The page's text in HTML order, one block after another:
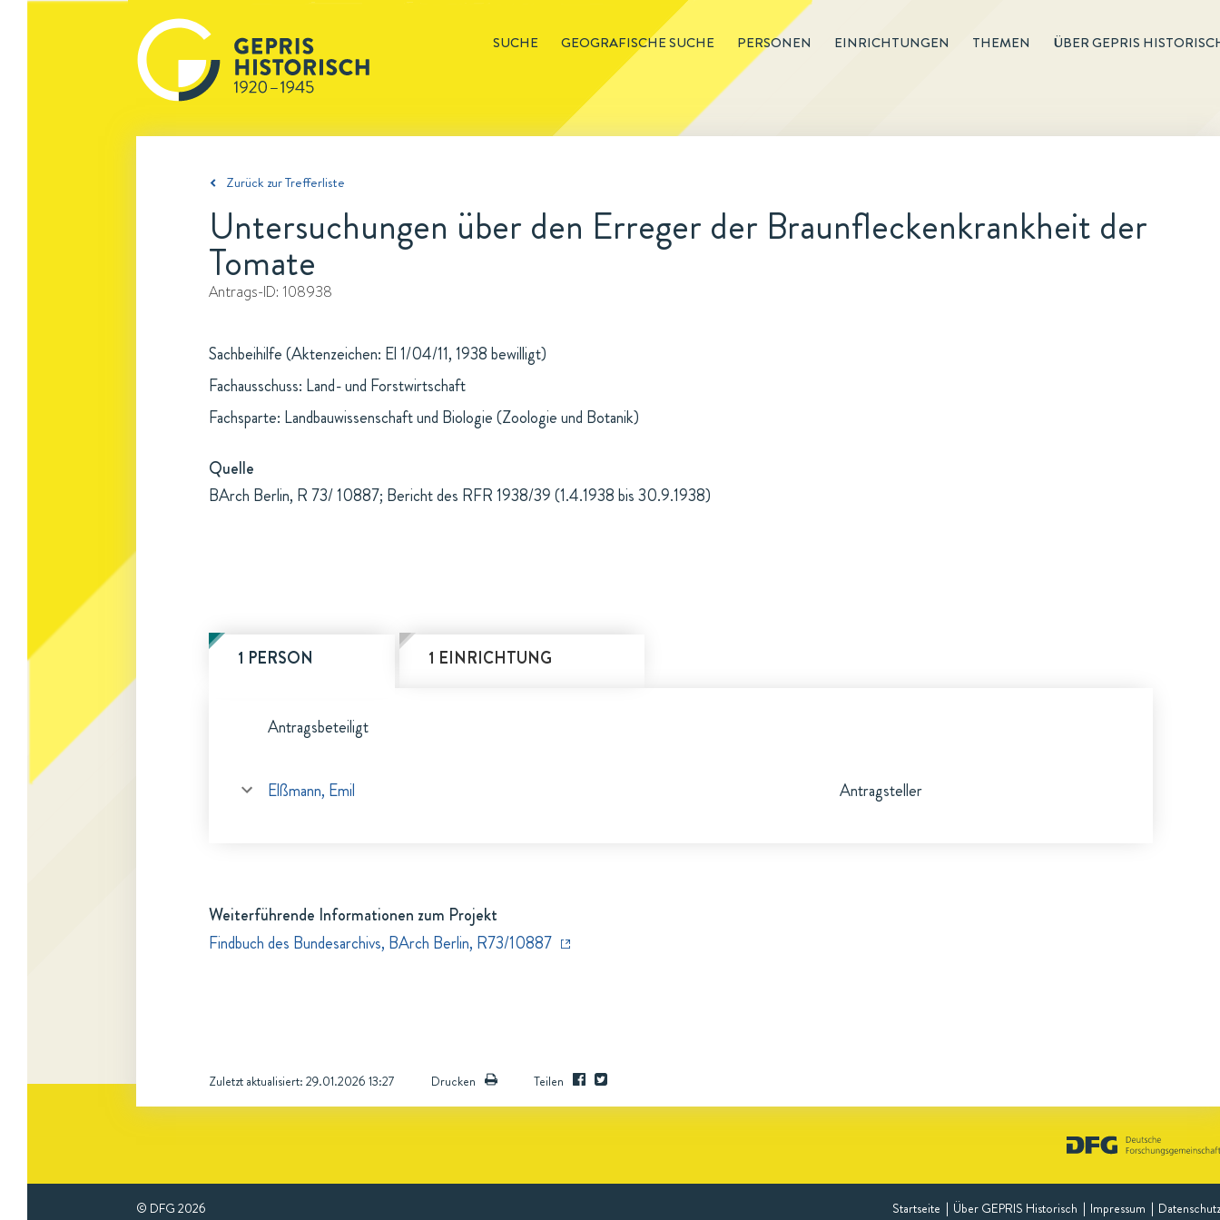
SUCHE GEOGRAFISCHE SUCHE PERSONEN EINRICHTUNGEN THEMEN ÜBER GEPRIS
Zurück zur Trefferliste
Untersuchungen über den Erreger der Braunfleckenkrankheit der
Tomate
Antrags-ID: 108938
Sachbeihilfe (Aktenzeichen: El 1/04/11, 1938 bewilligt)
Fachausschuss: Land- und Forstwirtschaft
Fachsparte: Landbauwissenschaft und Biologie (Zoologie und Botanik)
Quelle
BArch Berlin, R 73/ 10887; Bericht des RFR 1938/39 (1.4.1938 bis 30.9.1938)
1 PERSON 1 EINRICHTUNG
Antragsbeteiligt
Elßmann, Emil Antragsteller
Weiterführende Informationen zum Projekt
Findbuch des Bundesarchivs, BArch Berlin, R73/10887
Zuletzt aktualisiert: 29.01.2026 13:27 Drucken Teilen
© DFG 2026 Startseite Über GEPRIS Historisch Impressum Datenschutz